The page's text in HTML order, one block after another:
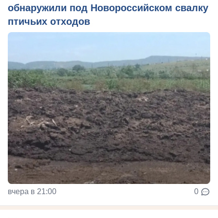
обнаружили под Новороссийском свалку
птичьих отходов
вчера в 21:00 0